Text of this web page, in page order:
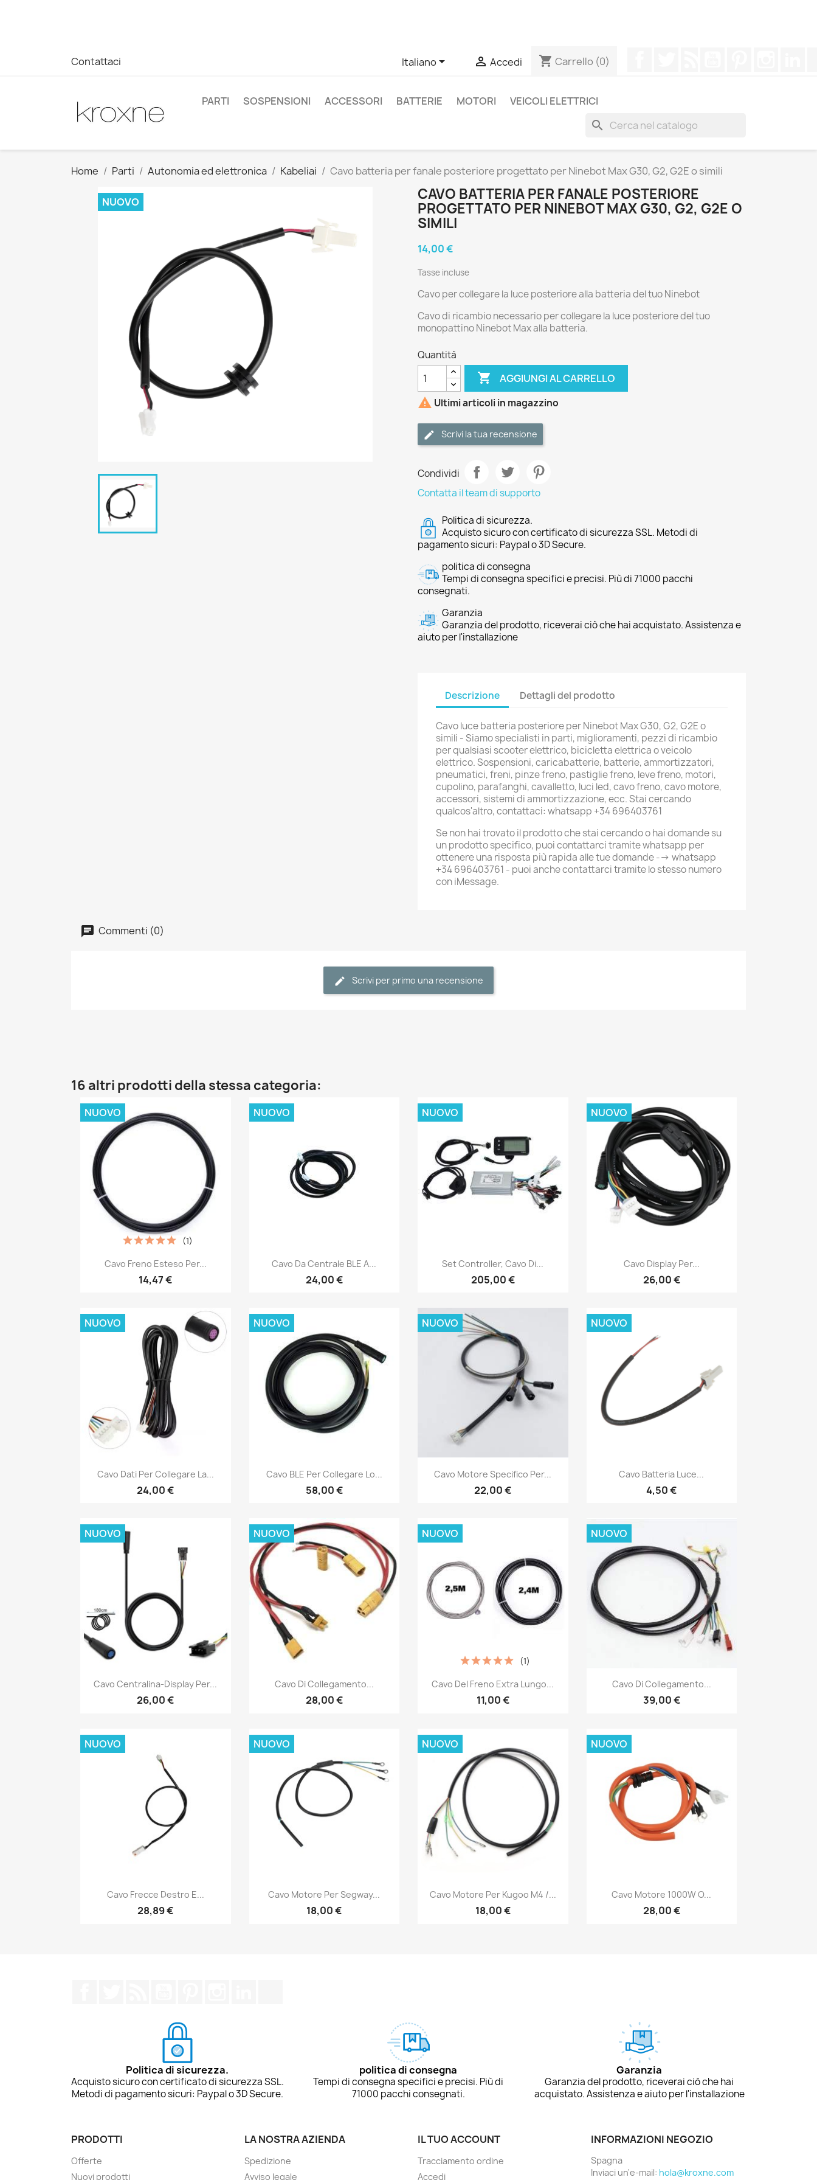
Contattaci Italiano  Accedi shopping_cart Carrello (0)
PARTI SOSPENSIONI ACCESSORI BATTERIE MOTORI VEICOLI ELETTRICI
search
Home Parti Autonomia ed elettronica Kabeliai Cavo batteria per fanale posteriore progettato per Ninebot Max G30, G2, G2E o simili
NUOVO
CAVO BATTERIA PER FANALE POSTERIORE
PROGETTATO PER NINEBOT MAX G30, G2, G2E O
SIMILI
14,00 €
Tasse incluse
Cavo per collegare la luce posteriore alla batteria del tuo Ninebot
Cavo di ricambio necessario per collegare la luce posteriore del tuo
monopattino Ninebot Max alla batteria.
Quantità
 AGGIUNGI AL CARRELLO
 Ultimi articoli in magazzino
Scrivi la tua recensione
Condividi
Contatta il team di supporto
Politica di sicurezza.
Acquisto sicuro con certificato di sicurezza SSL. Metodi di
pagamento sicuri: Paypal o 3D Secure.
politica di consegna
Tempi di consegna specifici e precisi. Più di 71000 pacchi
consegnati.
Garanzia
Garanzia del prodotto, riceverai ciò che hai acquistato. Assistenza e
aiuto per l'installazione
Descrizione Dettagli del prodotto
Cavo luce batteria posteriore per Ninebot Max G30, G2, G2E o
simili - Siamo specialisti in parti, miglioramenti, pezzi di ricambio
per qualsiasi scooter elettrico, bicicletta elettrica o veicolo
elettrico. Sospensioni, caricabatterie, batterie, ammortizzatori,
pneumatici, freni, pinze freno, pastiglie freno, leve freno, motori,
cupolino, parafanghi, cavalletto, luci led, cavo freno, cavo motore,
accessori, sistemi di ammortizzazione, ecc. Stai cercando
qualcos'altro, contattaci: whatsapp +34 696403761
Se non hai trovato il prodotto che stai cercando o hai domande su
un prodotto specifico, puoi contattarci tramite whatsapp per
ottenere una risposta più rapida alle tue domande --> whatsapp
+34 696403761 - puoi anche contattarci tramite lo stesso numero
con iMessage.
Commenti (0)
Scrivi per primo una recensione
16 altri prodotti della stessa categoria:
Anteprima
Cavo Freno Esteso Per...
14,47 €
(1)
NUOVO
Anteprima
Cavo Da Centrale BLE A...
24,00 €
NUOVO
Anteprima
Set Controller, Cavo Di...
205,00 €
NUOVO
Anteprima
Cavo Display Per...
26,00 €
NUOVO
Anteprima
Cavo Dati Per Collegare La...
24,00 €
NUOVO
 Anteprima
Cavo BLE Per Collegare Lo...
58,00 €
NUOVO
Anteprima
Cavo Motore Specifico Per...
22,00 €
NUOVO
Anteprima
Cavo Batteria Luce...
4,50 €
NUOVO
Anteprima
Cavo Centralina-Display Per...
26,00 €
NUOVO
Anteprima
Cavo Di Collegamento...
28,00 €
NUOVO
Anteprima
Cavo Del Freno Extra Lungo...
11,00 €
(1)
NUOVO
Anteprima
Cavo Di Collegamento...
39,00 €
NUOVO
Anteprima
Cavo Frecce Destro E...
28,89 €
NUOVO
Anteprima
Cavo Motore Per Segway...
18,00 €
NUOVO
Anteprima
Cavo Motore Per Kugoo M4 /...
18,00 €
NUOVO
Anteprima
Cavo Motore 1000W O...
28,00 €
NUOVO
Politica di sicurezza.
Acquisto sicuro con certificato di sicurezza SSL.
Metodi di pagamento sicuri: Paypal o 3D Secure.
politica di consegna
Tempi di consegna specifici e precisi. Più di
71000 pacchi consegnati.
Garanzia
Garanzia del prodotto, riceverai ciò che hai
acquistato. Assistenza e aiuto per l'installazione
PRODOTTI
Offerte
Nuovi prodotti
LA NOSTRA AZIENDA
Spedizione
Avviso legale
IL TUO ACCOUNT
Tracciamento ordine
Accedi
INFORMAZIONI NEGOZIO
Spagna
Inviaci un'e-mail: hola@kroxne.com